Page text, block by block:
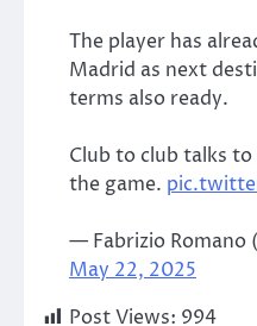
The player has
Madrid as next
terms also ready.
Club to club talks
the game.
— Fabrizio Romano
May 22, 2025
Post Views: 994